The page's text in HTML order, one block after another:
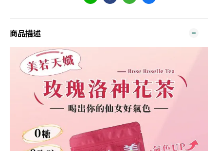
商品描述